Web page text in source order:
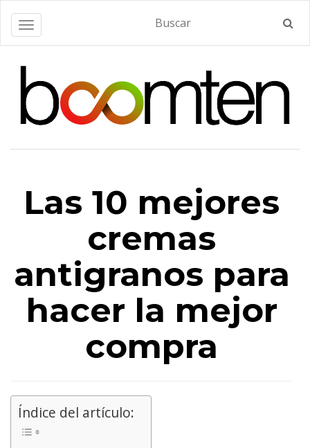
Alternar navegación
Las 10 mejores
cremas
antigranos para
hacer la mejor
compra
Índice del artículo: